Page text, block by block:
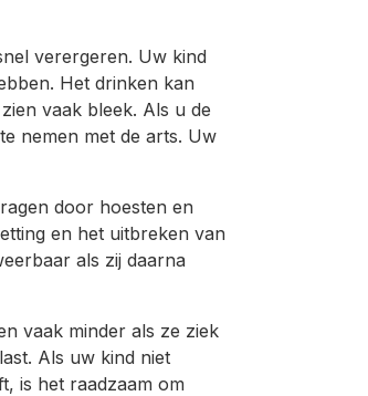
verergeren. Uw kind
Het drinken kan
vaak bleek. Als u de
nemen met de arts. Uw
door hoesten en
en het uitbreken van
als zij daarna
vaak minder als ze ziek
Als uw kind niet
is het raadzaam om